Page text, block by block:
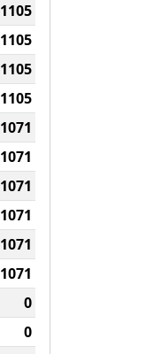
1105
1105
1105
1105
1071
1071
1071
1071
1071
1071
0
0